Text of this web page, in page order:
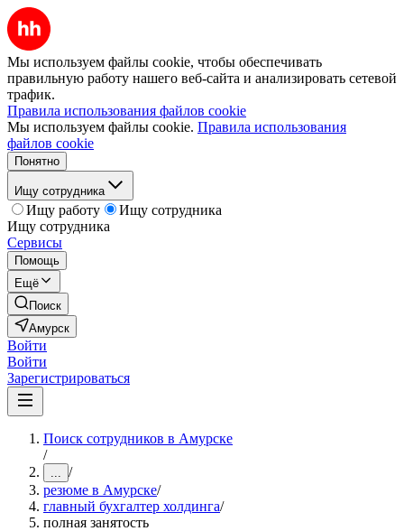
Мы используем файлы cookie, чтобы обеспечивать
правильную работу нашего веб-сайта и анализировать сетевой
трафик.
Правила использования файлов cookie
Мы используем файлы cookie. Правила использования
файлов cookie
Понятно
Ищу сотрудника
Ищу работу
Ищу сотрудника
Ищу сотрудника
Сервисы
Помощь
Ещё
Поиск
Амурск
Войти
Войти
Зарегистрироваться
Поиск сотрудников в Амурске
/
... /
резюме в Амурске/
главный бухгалтер холдинга/
полная занятость